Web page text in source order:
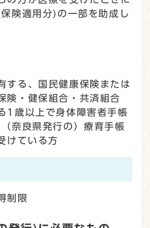
険適用分)の一部を助成し
する、国民健康保険または
険・健保組合・共済組合
1歳以上で身体障害者手帳
奈良県発行の）療育手帳
けている方
制限